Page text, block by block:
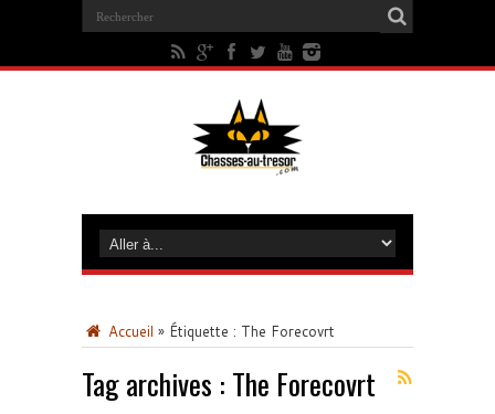
Accueil » Étiquette : The Forecovrt
Tag archives : The Forecovrt